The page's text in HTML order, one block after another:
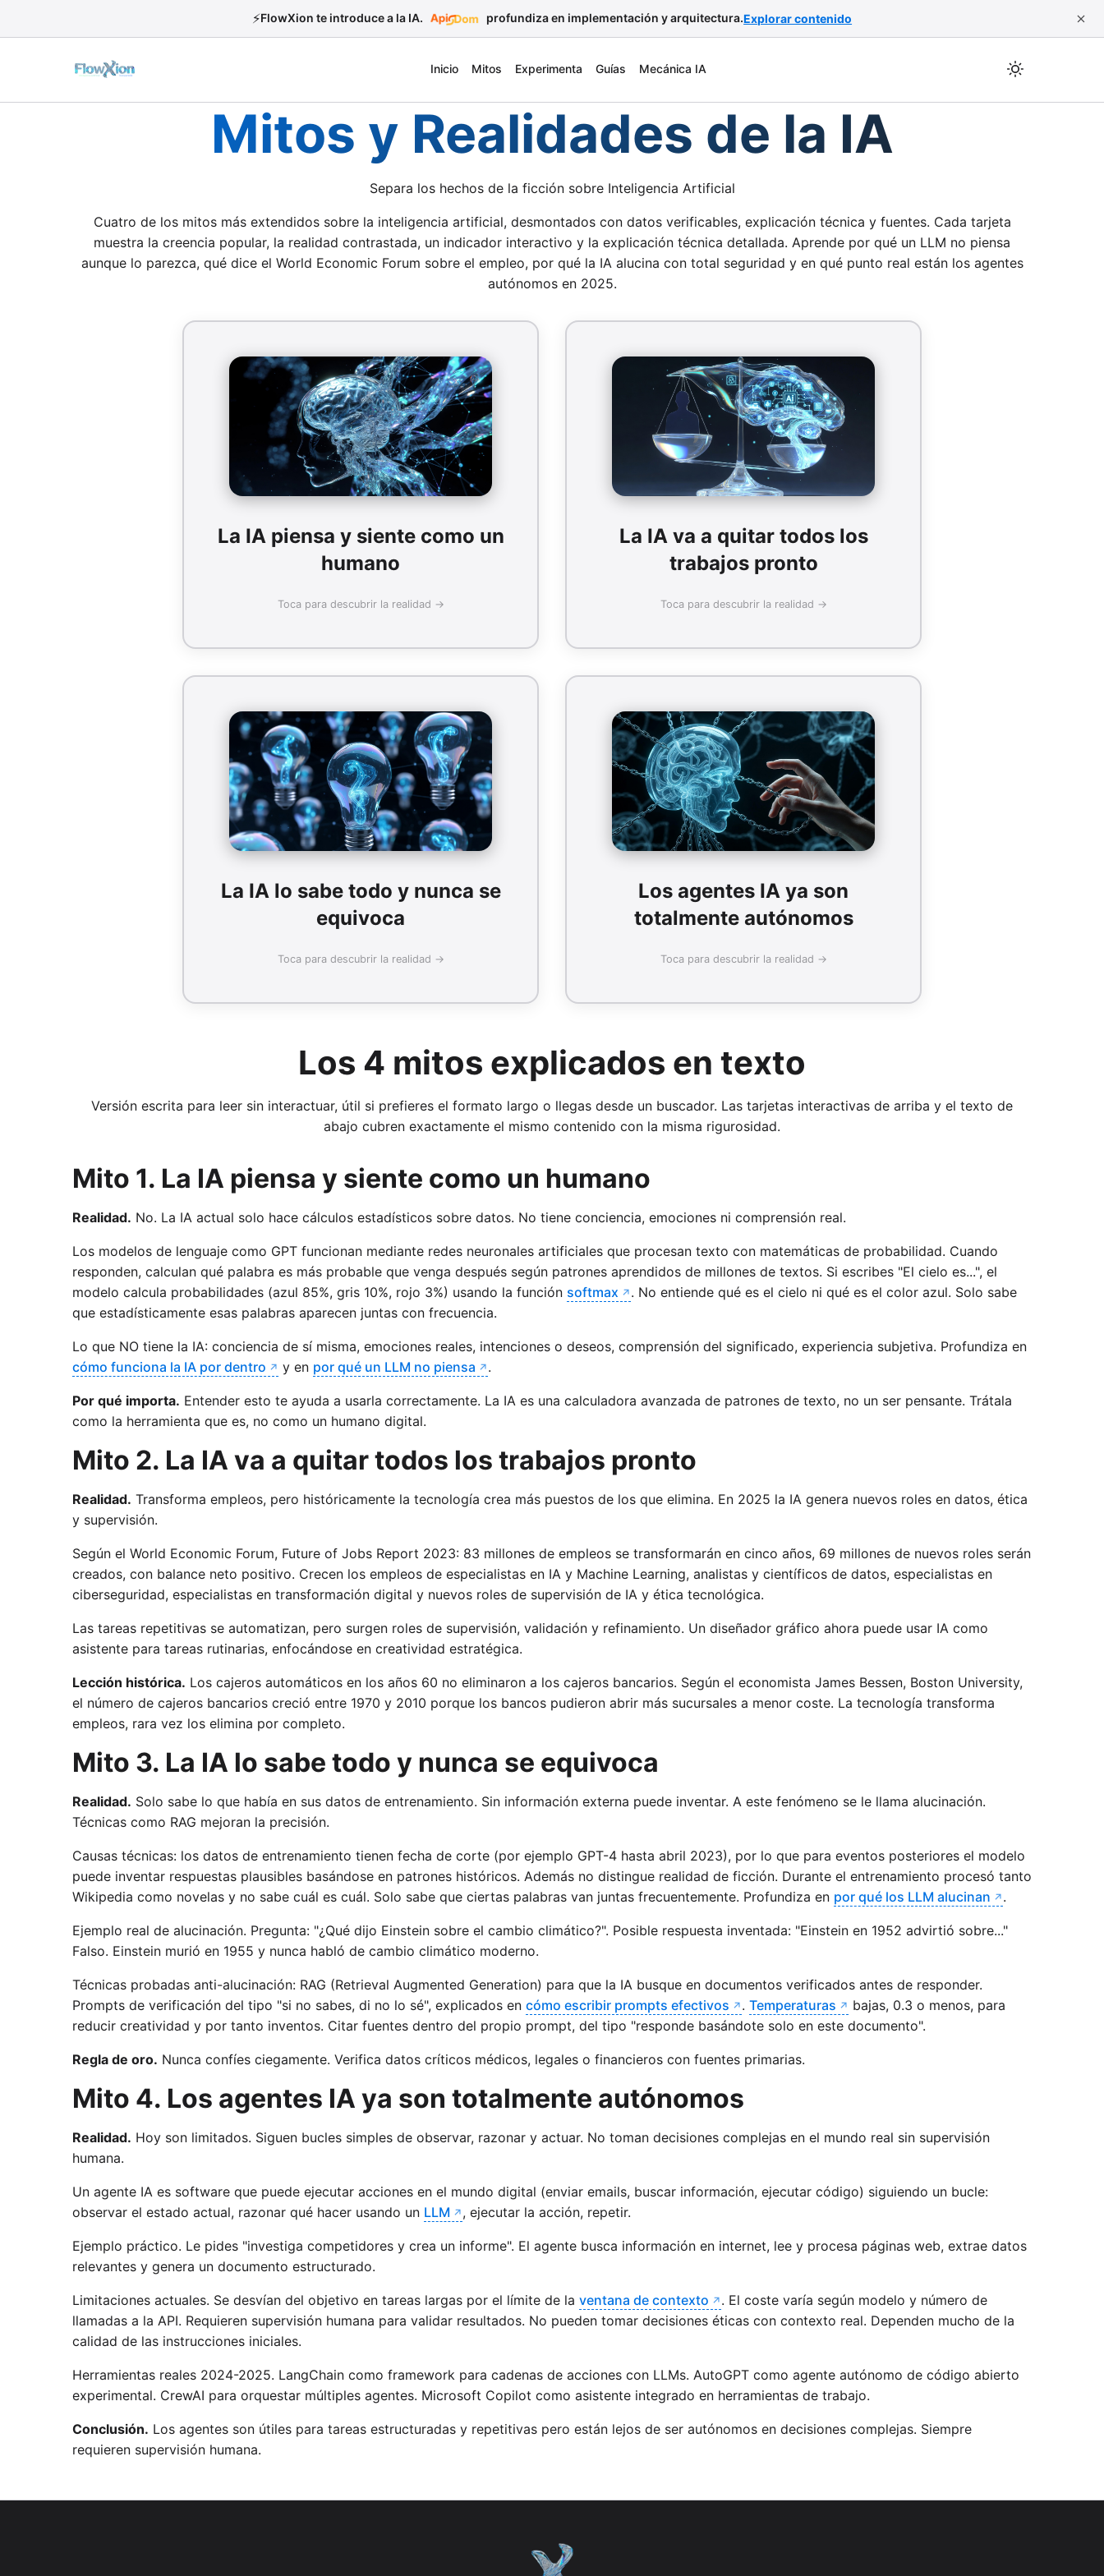
⚡FlowXion te introduce a la IA. profundiza en implementación y arquitectura.Explorar contenido
Inicio Mitos Experimenta Guías Mecánica IA
Mitos y Realidades de la IA
Separa los hechos de la ficción sobre Inteligencia Artificial
Cuatro de los mitos más extendidos sobre la inteligencia artificial, desmontados con datos verificables, explicación técnica y fuentes. Cada tarjeta
muestra la creencia popular, la realidad contrastada, un indicador interactivo y la explicación técnica detallada. Aprende por qué un LLM no piensa
aunque lo parezca, qué dice el World Economic Forum sobre el empleo, por qué la IA alucina con total seguridad y en qué punto real están los agentes
autónomos en 2025.
Explorador de Mitos sobre Inteligencia Artificial
La IA piensa y siente como un
humano
Toca para descubrir la realidad →
Realidad:
No. La IA actual solo hace cálculos estadísticos sobre
datos. No tiene conciencia, emociones ni comprensión
real.
La IA va a quitar todos los
trabajos pronto
Toca para descubrir la realidad →
Realidad:
Transforma empleos, pero históricamente la tecnología
crea más puestos de los que elimina. En 2025 la IA
genera nuevos roles en datos, ética y supervisión.
La IA lo sabe todo y nunca se
equivoca
Toca para descubrir la realidad →
Realidad:
Solo "sabe" lo de sus datos de entrenamiento. Sin
información externa puede inventar (alucinar). Técnicas
como RAG mejoran precisión.
Los agentes IA ya son
totalmente autónomos
Toca para descubrir la realidad →
Realidad:
Hoy son limitados: siguen bucles simples (observar-
razonar-actuar). No toman decisiones complejas en
mundo real sin supervisión humana.
Los 4 mitos explicados en texto
Versión escrita para leer sin interactuar, útil si prefieres el formato largo o llegas desde un buscador. Las tarjetas interactivas de arriba y el texto de
abajo cubren exactamente el mismo contenido con la misma rigurosidad.
Mito 1. La IA piensa y siente como un humano
Realidad. No. La IA actual solo hace cálculos estadísticos sobre datos. No tiene conciencia, emociones ni comprensión real.
Los modelos de lenguaje como GPT funcionan mediante redes neuronales artificiales que procesan texto con matemáticas de probabilidad. Cuando
responden, calculan qué palabra es más probable que venga después según patrones aprendidos de millones de textos. Si escribes "El cielo es...", el
modelo calcula probabilidades (azul 85%, gris 10%, rojo 3%) usando la función softmax
. No entiende qué es el cielo ni qué es el color azul. Solo sabe
que estadísticamente esas palabras aparecen juntas con frecuencia.
Lo que NO tiene la IA: conciencia de sí misma, emociones reales, intenciones o deseos, comprensión del significado, experiencia subjetiva. Profundiza en
cómo funciona la IA por dentro
y en por qué un LLM no piensa .
Por qué importa. Entender esto te ayuda a usarla correctamente. La IA es una calculadora avanzada de patrones de texto, no un ser pensante. Trátala
como la herramienta que es, no como un humano digital.
Mito 2. La IA va a quitar todos los trabajos pronto
Realidad. Transforma empleos, pero históricamente la tecnología crea más puestos de los que elimina. En 2025 la IA genera nuevos roles en datos, ética
y supervisión.
Según el World Economic Forum, Future of Jobs Report 2023: 83 millones de empleos se transformarán en cinco años, 69 millones de nuevos roles serán
creados, con balance neto positivo. Crecen los empleos de especialistas en IA y Machine Learning, analistas y científicos de datos, especialistas en
ciberseguridad, especialistas en transformación digital y nuevos roles de supervisión de IA y ética tecnológica.
Las tareas repetitivas se automatizan, pero surgen roles de supervisión, validación y refinamiento. Un diseñador gráfico ahora puede usar IA como
asistente para tareas rutinarias, enfocándose en creatividad estratégica.
Lección histórica. Los cajeros automáticos en los años 60 no eliminaron a los cajeros bancarios. Según el economista James Bessen, Boston University,
el número de cajeros bancarios creció entre 1970 y 2010 porque los bancos pudieron abrir más sucursales a menor coste. La tecnología transforma
empleos, rara vez los elimina por completo.
Mito 3. La IA lo sabe todo y nunca se equivoca
Realidad. Solo sabe lo que había en sus datos de entrenamiento. Sin información externa puede inventar. A este fenómeno se le llama alucinación.
Técnicas como RAG mejoran la precisión.
Causas técnicas: los datos de entrenamiento tienen fecha de corte (por ejemplo GPT-4 hasta abril 2023), por lo que para eventos posteriores el modelo
puede inventar respuestas plausibles basándose en patrones históricos. Además no distingue realidad de ficción. Durante el entrenamiento procesó tanto
Wikipedia como novelas y no sabe cuál es cuál. Solo sabe que ciertas palabras van juntas frecuentemente. Profundiza en por qué los LLM alucinan .
Ejemplo real de alucinación. Pregunta: "¿Qué dijo Einstein sobre el cambio climático?". Posible respuesta inventada: "Einstein en 1952 advirtió sobre..."
Falso. Einstein murió en 1955 y nunca habló de cambio climático moderno.
Técnicas probadas anti-alucinación: RAG (Retrieval Augmented Generation) para que la IA busque en documentos verificados antes de responder.
Prompts de verificación del tipo "si no sabes, di no lo sé", explicados en cómo escribir prompts efectivos . Temperaturas
bajas, 0.3 o menos, para
reducir creatividad y por tanto inventos. Citar fuentes dentro del propio prompt, del tipo "responde basándote solo en este documento".
Regla de oro. Nunca confíes ciegamente. Verifica datos críticos médicos, legales o financieros con fuentes primarias.
Mito 4. Los agentes IA ya son totalmente autónomos
Realidad. Hoy son limitados. Siguen bucles simples de observar, razonar y actuar. No toman decisiones complejas en el mundo real sin supervisión
humana.
Un agente IA es software que puede ejecutar acciones en el mundo digital (enviar emails, buscar información, ejecutar código) siguiendo un bucle:
observar el estado actual, razonar qué hacer usando un LLM , ejecutar la acción, repetir.
Ejemplo práctico. Le pides "investiga competidores y crea un informe". El agente busca información en internet, lee y procesa páginas web, extrae datos
relevantes y genera un documento estructurado.
Limitaciones actuales. Se desvían del objetivo en tareas largas por el límite de la ventana de contexto
. El coste varía según modelo y número de
llamadas a la API. Requieren supervisión humana para validar resultados. No pueden tomar decisiones éticas con contexto real. Dependen mucho de la
calidad de las instrucciones iniciales.
Herramientas reales 2024-2025. LangChain como framework para cadenas de acciones con LLMs. AutoGPT como agente autónomo de código abierto
experimental. CrewAI para orquestar múltiples agentes. Microsoft Copilot como asistente integrado en herramientas de trabajo.
Conclusión. Los agentes son útiles para tareas estructuradas y repetitivas pero están lejos de ser autónomos en decisiones complejas. Siempre
requieren supervisión humana.